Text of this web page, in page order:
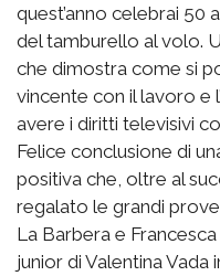
quest’anno celebrai 50
del tamburello al volo.
che dimostra come si
vincente con il lavoro e
avere i diritti televisivi
Felice conclusione di
positiva che, oltre al
regalato le grandi
La Barbera e
junior di Valentina Vada